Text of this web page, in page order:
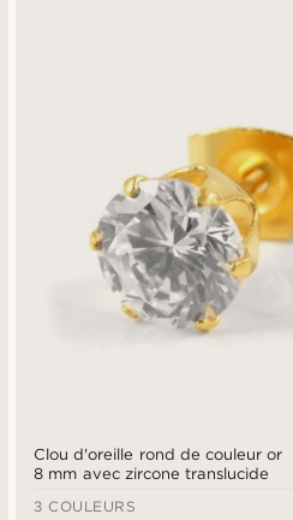
Clou d'oreille rond de couleur or
8 mm avec zircone translucide
3 COULEURS